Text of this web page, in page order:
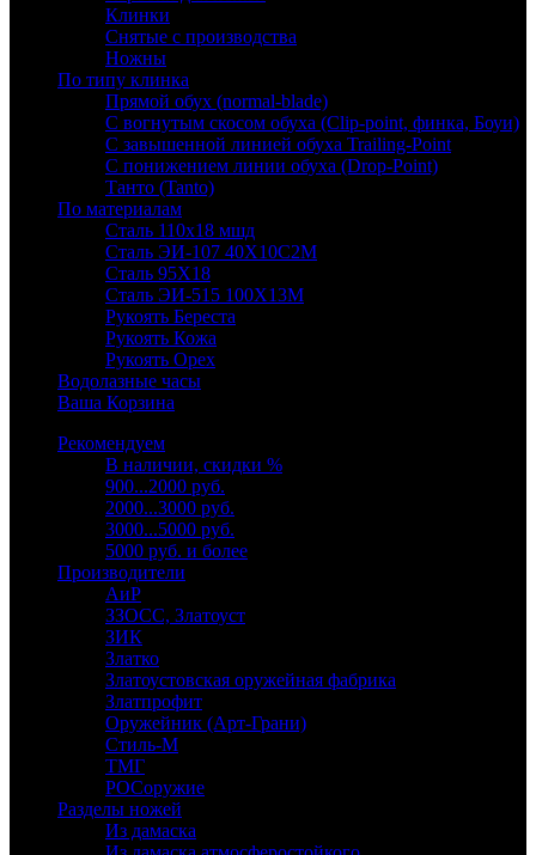
Клинки
Снятые с производства
Ножны
По типу клинка
Прямой обух (normal-blade)
С вогнутым скосом обуха (Clip-point, финка, Боуи)
С завышенной линией обуха Trailing-Point
С понижением линии обуха (Drop-Point)
Танто (Tanto)
По материалам
Сталь 110х18 мшд
Сталь ЭИ-107 40Х10С2М
Сталь 95Х18
Сталь ЭИ-515 100Х13М
Рукоять Береста
Рукоять Кожа
Рукоять Орех
Водолазные часы
Ваша Корзина
Рекомендуем
В наличии, скидки %
900...2000 руб.
2000...3000 руб.
3000...5000 руб.
5000 руб. и более
Производители
АиР
ЗЗОСС, Златоуст
ЗИК
Златко
Златоустовская оружейная фабрика
Златпрофит
Оружейник (Арт-Грани)
Стиль-М
ТМГ
РОСоружие
Разделы ножей
Из дамаска